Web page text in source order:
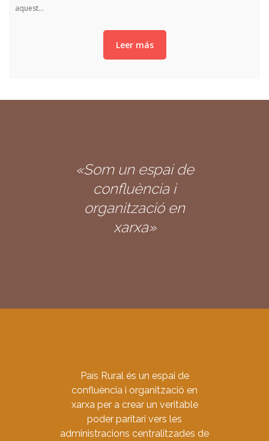
aquest…
Leer más
«Som un espai de
confluència i
organització en
xarxa»
País Rural és un espai de
confluència i organització en
xarxa per a crear un veritable
poder paritari vers les
administracions centralitzades de